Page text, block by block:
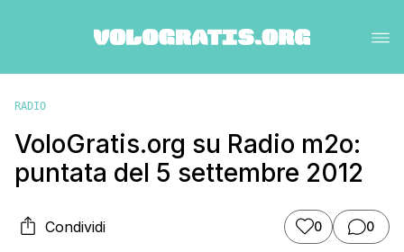
RADIO
VoloGratis.org su Radio m2o:
puntata del 5 settembre 2012
Condividi 0 0